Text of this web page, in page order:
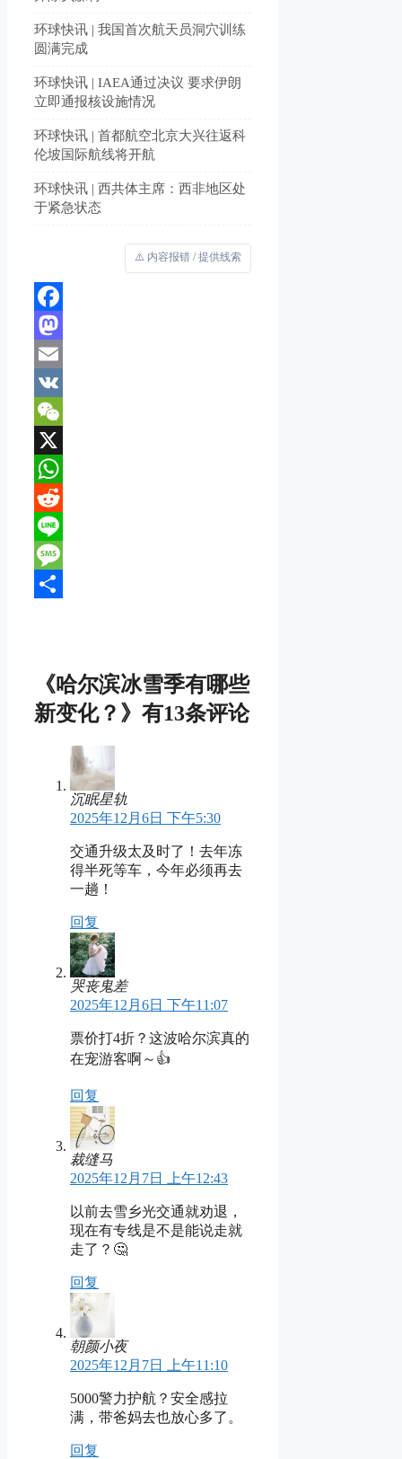
环球快讯 | 我国首次航天员洞穴训练
圆满完成
环球快讯 | IAEA通过决议 要求伊朗
立即通报核设施情况
环球快讯 | 首都航空北京大兴往返科
伦坡国际航线将开航
环球快讯 | 西共体主席：西非地区处
于紧急状态
⚠️ 内容报错 / 提供线索
Facebook
Mastodon
Email
VK
WeChat
X
WhatsApp
Reddit
Line
Message
《哈尔滨冰雪季有哪些
新变化？》有13条评论
沉眠星轨
2025年12月6日 下午5:30
交通升级太及时了！去年冻
得半死等车，今年必须再去
一趟！
回复
哭丧鬼差
2025年12月6日 下午11:07
票价打4折？这波哈尔滨真的
在宠游客啊～👍
回复
裁缝马
2025年12月7日 上午12:43
以前去雪乡光交通就劝退，
现在有专线是不是能说走就
走了？🤔
回复
朝颜小夜
2025年12月7日 上午11:10
5000警力护航？安全感拉
满，带爸妈去也放心多了。
回复